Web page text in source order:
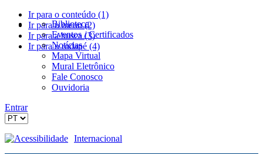
Ir para o conteúdo (1)
Ir para o menu (2)
Ir para a busca (3)
Ir para o rodapé (4)
Biblioteca
Eventos / Certificados
Notícias
Mapa Virtual
Mural Eletrônico
Fale Conosco
Ouvidoria
Entrar
Acessibilidade Internacional